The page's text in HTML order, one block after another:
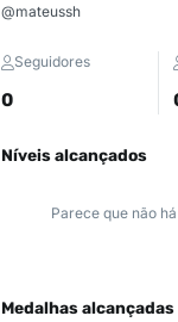
@mateussh
Seguidores
0
Níveis alcançados
Parece que não
Medalhas alcançadas